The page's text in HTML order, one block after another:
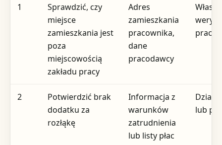
1
Sprawdzić, czy
miejsce
zamieszkania jest
poza
miejscowością
zakładu pracy
Adres
zamieszkania
pracownika,
dane
pracodawcy
2
Potwierdzić brak
dodatku za
rozłąkę
Informacja z
warunków
zatrudnienia
lub listy płac
Dział
lub